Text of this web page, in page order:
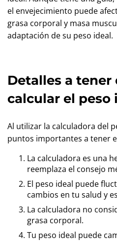
el envejecimiento puede
grasa corporal y masa
adaptación de su peso ideal.
Detalles a tener
calcular el peso
Al utilizar la calculadora del
puntos importantes a tener
La calculadora es una
reemplaza el consejo
El peso ideal puede
cambios en tu salud y
La calculadora no
grasa corporal.
Tu peso ideal puede